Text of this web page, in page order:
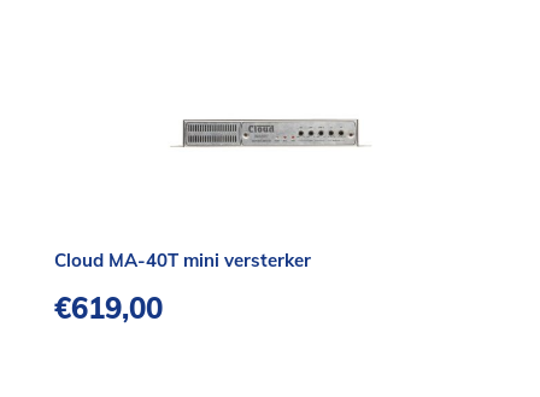
Cloud MA-40T mini versterker
€619,00